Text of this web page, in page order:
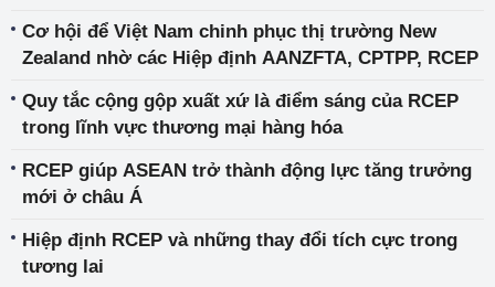
Cơ hội để Việt Nam chinh phục thị trường New
Zealand nhờ các Hiệp định AANZFTA, CPTPP, RCEP
Quy tắc cộng gộp xuất xứ là điểm sáng của RCEP
trong lĩnh vực thương mại hàng hóa
RCEP giúp ASEAN trở thành động lực tăng trưởng
mới ở châu Á
Hiệp định RCEP và những thay đổi tích cực trong
tương lai